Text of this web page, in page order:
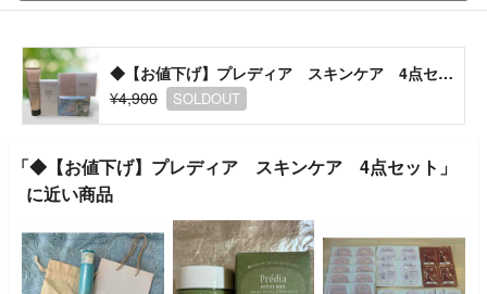
◆【お値下げ】プレディア スキンケア 4点セット
¥4,900
SOLDOUT
「◆【お値下げ】プレディア スキンケア 4点セット」
に近い商品